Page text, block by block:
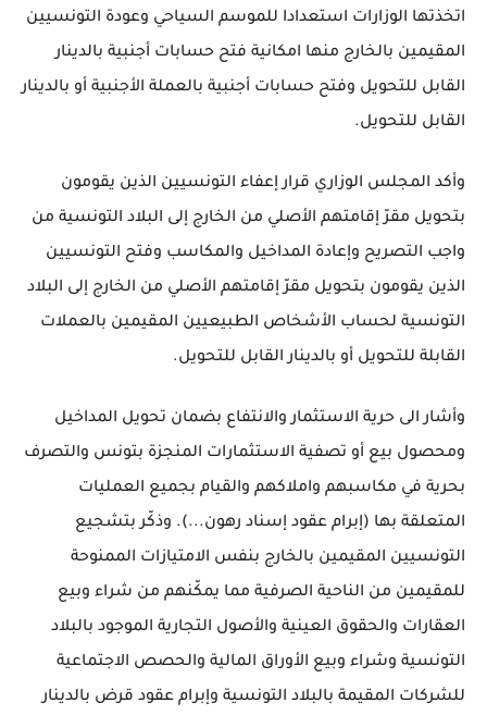
اتخذتها الوزارات استعدادا للموسم السياحي وعودة التونسيين
المقيمين بالخارج منها امكانية فتح حسابات أجنبية بالدينار
القابل للتحويل وفتح حسابات أجنبية بالعملة الأجنبية أو بالدينار
القابل للتحويل.
وأكد المجلس الوزاري قرار إعفاء التونسيين الذين يقومون
بتحويل مقرّ إقامتهم الأصلي من الخارج إلى البلاد التونسية من
واجب التصريح وإعادة المداخيل والمكاسب وفتح التونسيين
الذين يقومون بتحويل مقرّ إقامتهم الأصلي من الخارج إلى البلاد
التونسية لحساب الأشخاص الطبيعيين المقيمين بالعملات
القابلة للتحويل أو بالدينار القابل للتحويل.
وأشار الى حرية الاستثمار والانتفاع بضمان تحويل المداخيل
ومحصول بيع أو تصفية الاستثمارات المنجزة بتونس والتصرف
بحرية في مكاسبهم واملاكهم والقيام بجميع العمليات
المتعلقة بها (إبرام عقود إسناد رهون...). وذكّر بتشجيع
التونسيين المقيمين بالخارج بنفس الامتيازات الممنوحة
للمقيمين من الناحية الصرفية مما يمكّنهم من شراء وبيع
العقارات والحقوق العينية والأصول التجارية الموجود بالبلاد
التونسية وشراء وبيع الأوراق المالية والحصص الاجتماعية
للشركات المقيمة بالبلاد التونسية وإبرام عقود قرض بالدينار